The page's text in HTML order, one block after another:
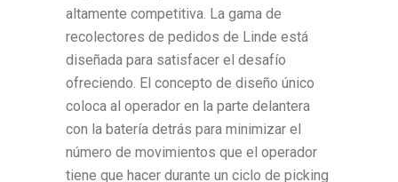
altamente competitiva. La gama de
recolectores de pedidos de Linde está
diseñada para satisfacer el desafío
ofreciendo. El concepto de diseño único
coloca al operador en la parte delantera
con la batería detrás para minimizar el
número de movimientos que el operador
tiene que hacer durante un ciclo de picking